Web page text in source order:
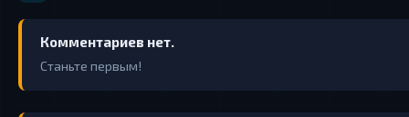
Комментариев нет.
Станьте первым!